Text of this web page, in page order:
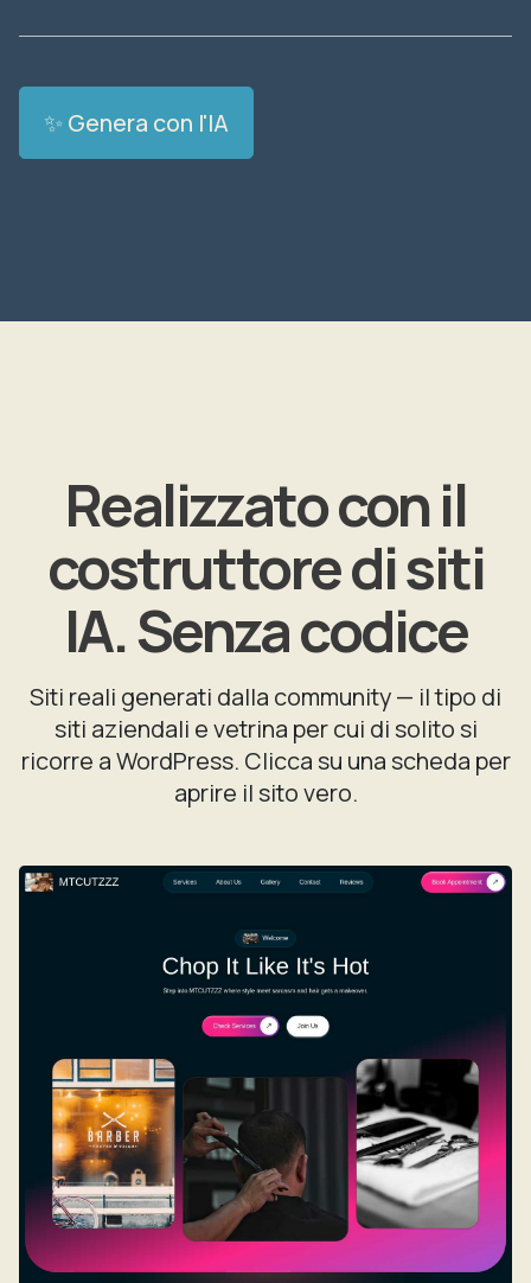
✨ Genera con l'IA
Realizzato con il
costruttore di siti
IA. Senza codice
Siti reali generati dalla community — il tipo di
siti aziendali e vetrina per cui di solito si
ricorre a WordPress. Clicca su una scheda per
aprire il sito vero.